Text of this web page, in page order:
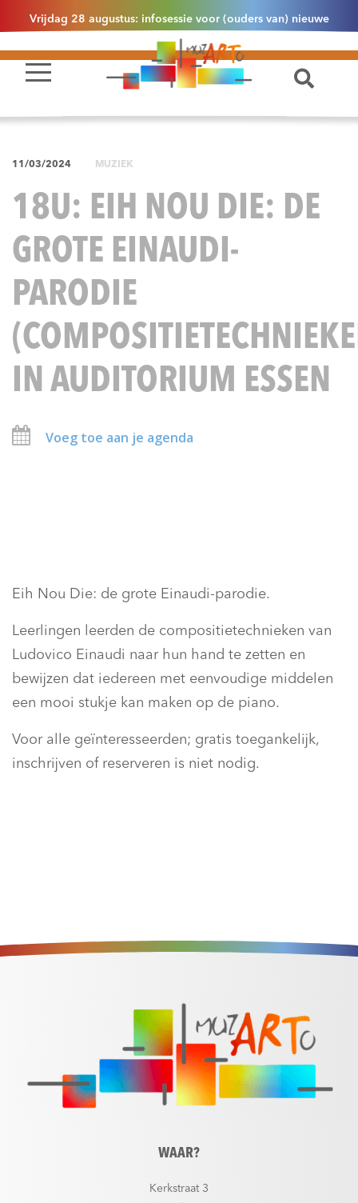
Vrijdag 28 augustus: infosessie voor (ouders van) nieuwe
leerlingen 2.1 om 13u30 in Essen
11/03/2024 MUZIEK
18U: EIH NOU DIE: DE
GROTE EINAUDI-
PARODIE
IN AUDITORIUM ESSEN
Voeg toe aan je agenda
Eih Nou Die: de grote Einaudi-parodie.
Leerlingen leerden de compositietechnieken van
Ludovico Einaudi naar hun hand te zetten en
bewijzen dat iedereen met eenvoudige middelen
een mooi stukje kan maken op de piano.
Voor alle geïnteresseerden; gratis toegankelijk,
inschrijven of reserveren is niet nodig.
WAAR?
Kerkstraat 3